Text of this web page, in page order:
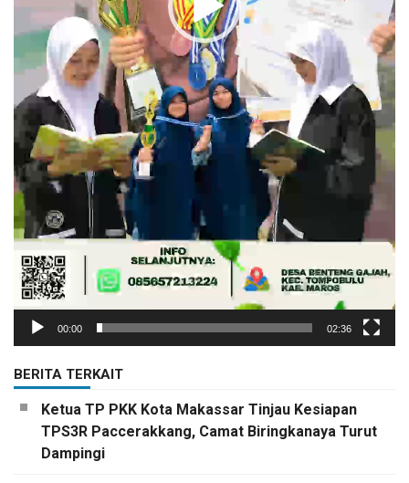
00:00 02:36
BERITA TERKAIT
Ketua TP PKK Kota Makassar Tinjau Kesiapan
TPS3R Paccerakkang, Camat Biringkanaya Turut
Dampingi